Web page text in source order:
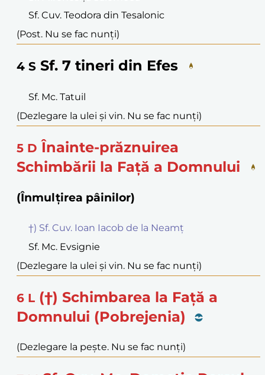
Sf. Cuv. Teodora din Tesalonic
(Post. Nu se fac nunți)
4 S Sf. 7 tineri din Efes
Sf. Mc. Tatuil
(Dezlegare la ulei și vin. Nu se fac nunți)
5 D Înainte-prăznuirea
Schimbării la Față a Domnului
(Înmulțirea pâinilor)
†) Sf. Cuv. Ioan Iacob de la Neamț
Sf. Mc. Evsignie
(Dezlegare la ulei și vin. Nu se fac nunți)
6 L (†) Schimbarea la Față a
Domnului (Pobrejenia)
(Dezlegare la pește. Nu se fac nunți)